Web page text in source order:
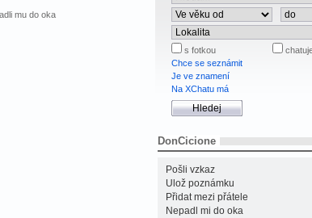
mu do oka
s fotkou
Chce se seznámit
Je ve znamení
Na XChatu má
DonCicione
Pošli vzkaz
Ulož poznámku
Přidat mezi přátele
Nepadl mi do oka